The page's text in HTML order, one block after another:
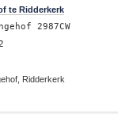
te Ridderkerk
2987CW
Ridderkerk